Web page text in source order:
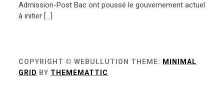
Admission-Post Bac ont poussé le gouvernement actuel
à initier […]
COPYRIGHT © WEBULLUTION THEME: MINIMAL
GRID BY THEMEMATTIC